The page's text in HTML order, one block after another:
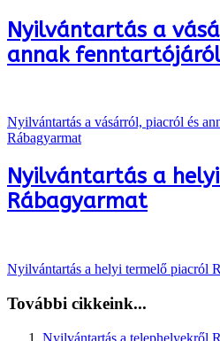
Nyilvántartás a
annak
Nyilvántartás a vásárról, piacról és
Rábagyarmat
Nyilvántartás a
Rábagyarmat
Nyilvántartás a helyi termelő piacról
További cikkeink...
Nyilvántartás a telephelyekről